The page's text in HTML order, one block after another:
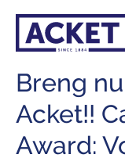
Breng
Acket!!
Award: